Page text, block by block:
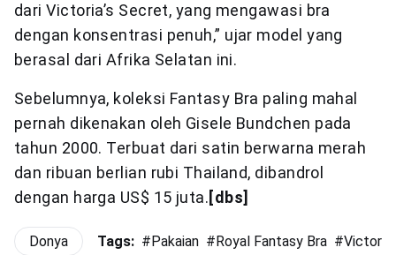
dari Victoria’s Secret, yang mengawasi bra
dengan konsentrasi penuh,” ujar model yang
berasal dari Afrika Selatan ini.
Sebelumnya, koleksi Fantasy Bra paling mahal
pernah dikenakan oleh Gisele Bundchen pada
tahun 2000. Terbuat dari satin berwarna merah
dan ribuan berlian rubi Thailand, dibandrol
dengan harga US$ 15 juta.[dbs]
Donya Tags: # Pakaian # Royal Fantasy Bra #